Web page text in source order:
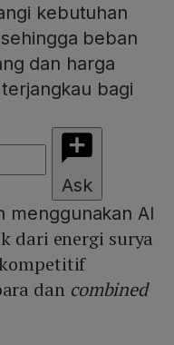
kebutuhan
beban
dan harga
bagi
Ask
menggunakan AI
dari energi surya
dan combined